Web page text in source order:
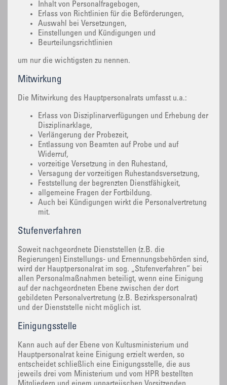
Inhalt von Personalfragebogen,
Erlass von Richtlinien für die Beförderungen,
Auswahl bei Versetzungen,
Einstellungen und Kündigungen und
Beurteilungsrichtlinien
um nur die wichtigsten zu nennen.
Mitwirkung
Die Mitwirkung des Hauptpersonalrats umfasst u.a.:
Erlass von Disziplinarverfügungen und Erhebung der
Disziplinarklage,
Verlängerung der Probezeit,
Entlassung von Beamten auf Probe und auf
Widerruf,
vorzeitige Versetzung in den Ruhestand,
Versagung der vorzeitigen Ruhestandsversetzung,
Feststellung der begrenzten Dienstfähigkeit,
allgemeine Fragen der Fortbildung.
Auch bei Kündigungen wirkt die Personalvertretung
mit.
Stufenverfahren
Soweit nachgeordnete Dienststellen (z.B. die
Regierungen) Einstellungs- und Ernennungsbehörden sind,
wird der Hauptpersonalrat im sog. „Stufenverfahren“ bei
allen Personalmaßnahmen beteiligt, wenn eine Einigung
auf der nachgeordneten Ebene zwischen der dort
gebildeten Personalvertretung (z.B. Bezirkspersonalrat)
und der Dienststelle nicht möglich ist.
Einigungsstelle
Kann auch auf der Ebene von Kultusministerium und
Hauptpersonalrat keine Einigung erzielt werden, so
entscheidet schließlich eine Einigungsstelle, die aus
jeweils drei vom Ministerium und vom HPR bestellten